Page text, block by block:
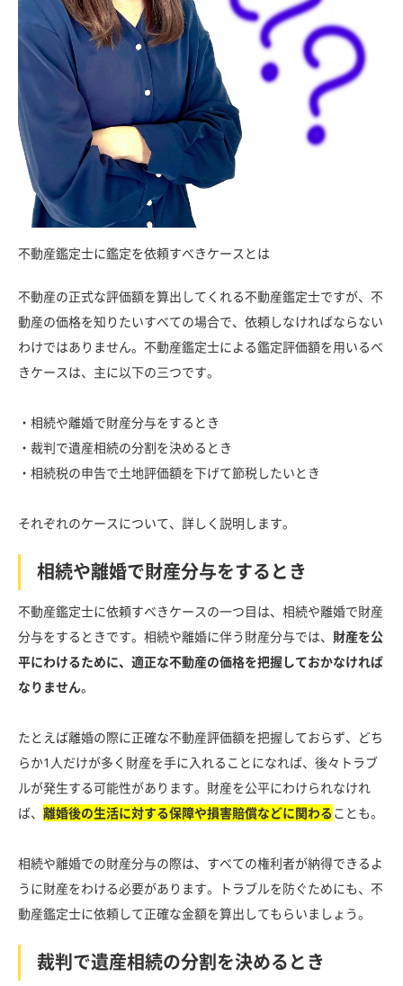
不動産鑑定士に鑑定を依頼すべきケースとは
不動産の正式な評価額を算出してくれる不動産鑑定士ですが、不
動産の価格を知りたいすべての場合で、依頼しなければならない
わけではありません。不動産鑑定士による鑑定評価額を用いるべ
きケースは、主に以下の三つです。
・相続や離婚で財産分与をするとき
・裁判で遺産相続の分割を決めるとき
・相続税の申告で土地評価額を下げて節税したいとき
それぞれのケースについて、詳しく説明します。
相続や離婚で財産分与をするとき
不動産鑑定士に依頼すべきケースの一つ目は、相続や離婚で財産
分与をするときです。相続や離婚に伴う財産分与では、 財産を公
平にわけるために、適正な不動産の価格を把握しておかなければ
なりません。
たとえば離婚の際に正確な不動産評価額を把握しておらず、どち
らか1人だけが多く財産を手に入れることになれば、後々トラブ
ルが発生する可能性があります。財産を公平にわけられなけれ
ば、 離婚後の生活に対する保障や損害賠償などに関わることも。
相続や離婚での財産分与の際は、すべての権利者が納得できるよ
うに財産をわける必要があります。トラブルを防ぐためにも、不
動産鑑定士に依頼して正確な金額を算出してもらいましょう。
裁判で遺産相続の分割を決めるとき